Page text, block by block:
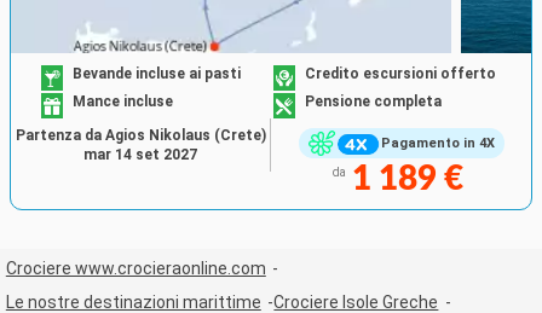
Pagamento in 4X
Bevande incluse ai pasti
Credito escursioni offerto
Mance incluse
Pensione completa
da 1 189 €
Partenza da Agios Nikolaus (Crete)
mar 14 set 2027
Crociere www.crocieraonline.com
Le nostre destinazioni marittime
Crociere Isole Greche